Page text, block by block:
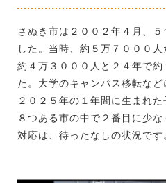
さぬき市は２００２年４月、
した。当時、約５万７０００
約４万３０００人と２４年で
た。大学のキャンパス移転など
２０２５年の１年間に生まれ
８つある市の中で２番目に少
対応は、待ったなしの状況です